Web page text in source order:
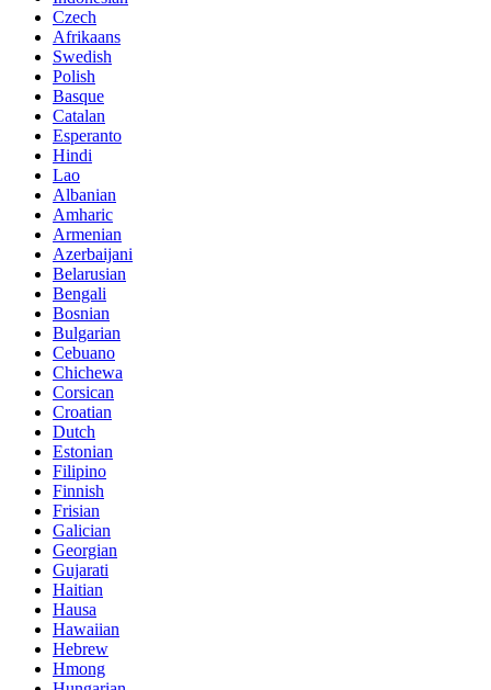
Czech
Afrikaans
Swedish
Polish
Basque
Catalan
Esperanto
Hindi
Lao
Albanian
Amharic
Armenian
Azerbaijani
Belarusian
Bengali
Bosnian
Bulgarian
Cebuano
Chichewa
Corsican
Croatian
Dutch
Estonian
Filipino
Finnish
Frisian
Galician
Georgian
Gujarati
Haitian
Hausa
Hawaiian
Hebrew
Hmong